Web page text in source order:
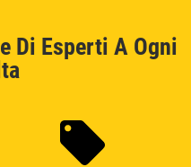
Di Esperti A Ogni